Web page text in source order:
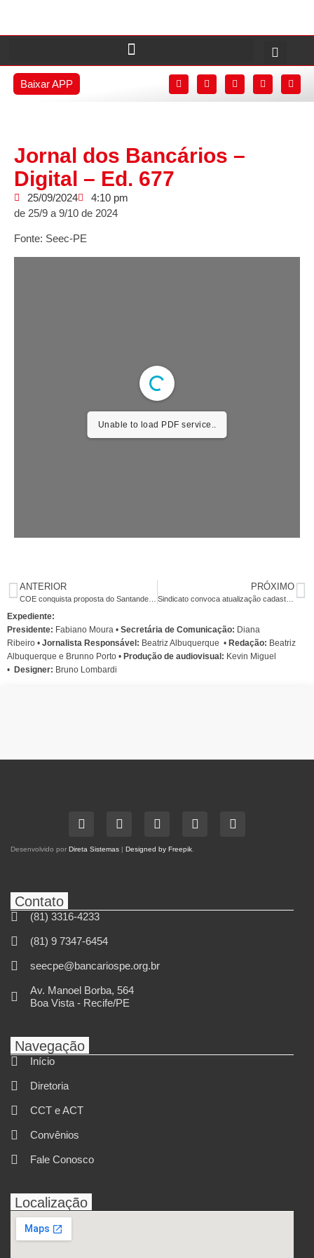
Baixar APP
Jornal dos Bancários –
Digital – Ed. 677
25/09/2024
4:10 pm
de 25/9 a 9/10 de 2024
Fonte: Seec-PE
Unable to load PDF service..
ANTERIOR PRÓXIMO
Sindicato convoca atualização cadastral para fornecimento de credenciais do convênio SESC
Expediente:
Presidente: Fabiano Moura • Secretária de Comunicação: Diana
Ribeiro • Jornalista Responsável: Beatriz Albuquerque • Redação: Beatriz
Albuquerque e Brunno Porto • Produção de audiovisual: Kevin Miguel
• Designer: Bruno Lombardi
Desenvolvido por Direta Sistemas | Designed by Freepik
Contato
(81) 3316-4233
(81) 9 7347-6454
seecpe@bancariospe.org.br
Av. Manoel Borba, 564
Boa Vista - Recife/PE
Navegação
Início
Diretoria
CCT e ACT
Convênios
Fale Conosco
Localização